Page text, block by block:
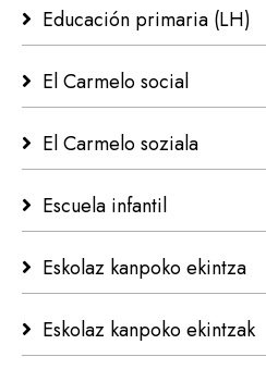
Educación primaria (LH)
El Carmelo social
El Carmelo soziala
Escuela infantil
Eskolaz kanpoko ekintza
Eskolaz kanpoko ekintzak